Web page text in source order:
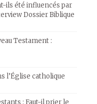
ils été influencés par
Dossier Biblique
Testament :
l’Église catholique
: Faut-il prier le